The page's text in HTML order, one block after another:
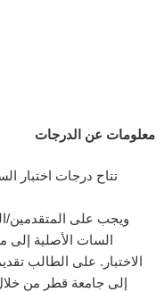
معلومات عن الدرجات
تتاح درجات اختبار
ويجب على المتقدمين/
السات الأصلية
الاختبار. على الطالب
إلى جامعة قطر من